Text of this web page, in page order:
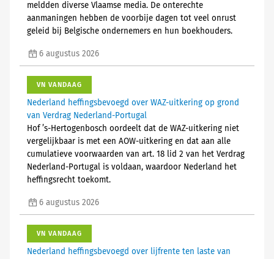
meldden diverse Vlaamse media. De onterechte
aanmaningen hebben de voorbije dagen tot veel onrust
geleid bij Belgische ondernemers en hun boekhouders.
6 augustus 2026
VN VANDAAG
Nederland heffingsbevoegd over WAZ-uitkering op grond
van Verdrag Nederland-Portugal
Hof ’s-Hertogenbosch oordeelt dat de WAZ-uitkering niet
vergelijkbaar is met een AOW-uitkering en dat aan alle
cumulatieve voorwaarden van art. 18 lid 2 van het Verdrag
Nederland-Portugal is voldaan, waardoor Nederland het
heffingsrecht toekomt.
6 augustus 2026
VN VANDAAG
Nederland heffingsbevoegd over lijfrente ten laste van